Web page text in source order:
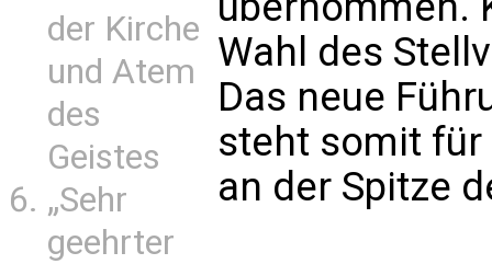
der Kirche
und Atem
des
Geistes
„Sehr
geehrter
Wahl des
Das neue
steht somit
an der Spitze